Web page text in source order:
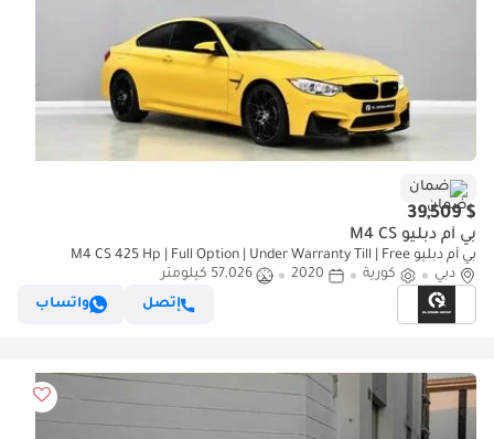
ضمان
$ 39,509
بي أم دبليو M4 CS
بي أم دبليو M4 CS 425 Hp | Full Option | Under Warranty Till | Free
Insurance + Registration | Ref#H56946
دبي كورية 2020
57,026 كيلومتر
إتصل
واتساب